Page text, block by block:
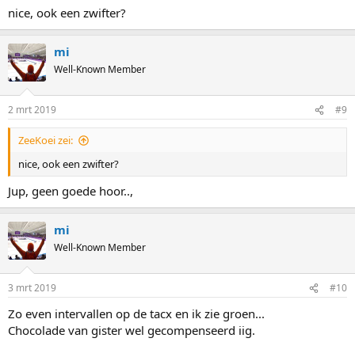
nice, ook een zwifter?
mi
Well-Known Member
2 mrt 2019 #9
ZeeKoei zei:
nice, ook een zwifter?
Jup, geen goede hoor..,
mi
Well-Known Member
3 mrt 2019 #10
Zo even intervallen op de tacx en ik zie groen...
Chocolade van gister wel gecompenseerd iig.